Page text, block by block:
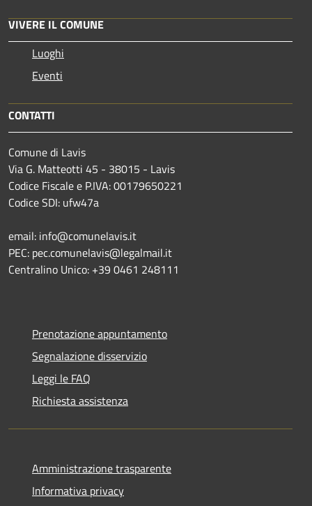
VIVERE IL COMUNE
Luoghi
Eventi
CONTATTI
Comune di Lavis
Via G. Matteotti 45 - 38015 - Lavis
Codice Fiscale e P.IVA: 00179650221
Codice SDI: ufw47a
email: info@comunelavis.it
PEC: pec.comunelavis@legalmail.it
Centralino Unico: +39 0461 248111
Prenotazione appuntamento
Segnalazione disservizio
Leggi le FAQ
Richiesta assistenza
Amministrazione trasparente
Informativa privacy